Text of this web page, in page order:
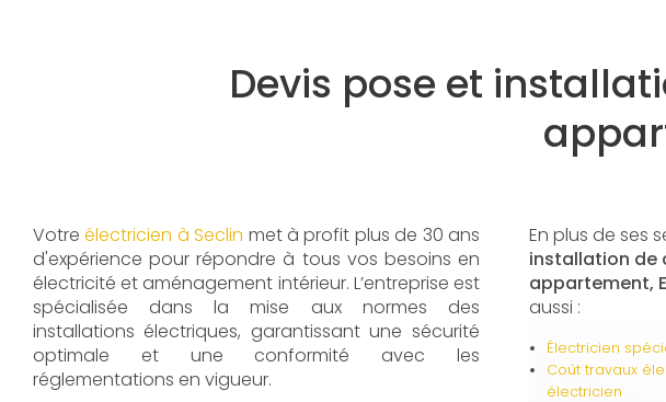
Devis pose et
Votreélectricien à Seclin met à profit plus de 30 ans
d'expérience pour répondre à tous vos besoins en
électricité et aménagement intérieur. L’entreprise est
spécialisée dans la mise aux normes des
installations électriques, garantissant une sécurité
optimale et une conformité avec les
réglementations en vigueur.
En plus de ses
installation de
appartement,
aussi :
Électricien
Coût travaux
électricien